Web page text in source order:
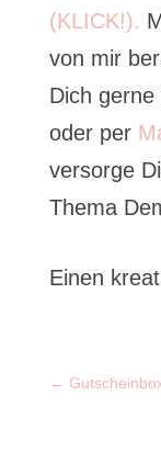
(KLICK!).
von mir
Dich
oder per
versorge
Thema
Einen
←